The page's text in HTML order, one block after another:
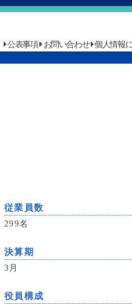
公表事項 お問い合わせ 個人情報
従業員数
299名
決算期
3月
役員構成